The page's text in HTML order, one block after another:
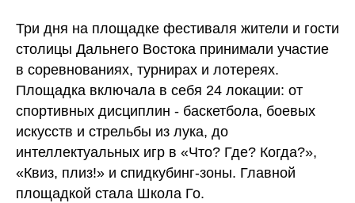
Три дня на площадке фестиваля жители и гости
столицы Дальнего Востока принимали участие
в соревнованиях, турнирах и лотереях.
Площадка включала в себя 24 локации: от
спортивных дисциплин - баскетбола, боевых
искусств и стрельбы из лука, до
интеллектуальных игр в «Что? Где? Когда?»,
«Квиз, плиз!» и спидкубинг-зоны. Главной
площадкой стала Школа Го.